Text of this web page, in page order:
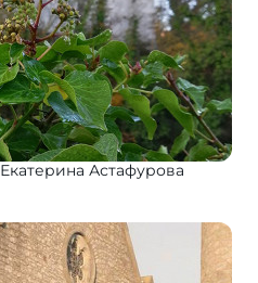
Екатерина Астафурова